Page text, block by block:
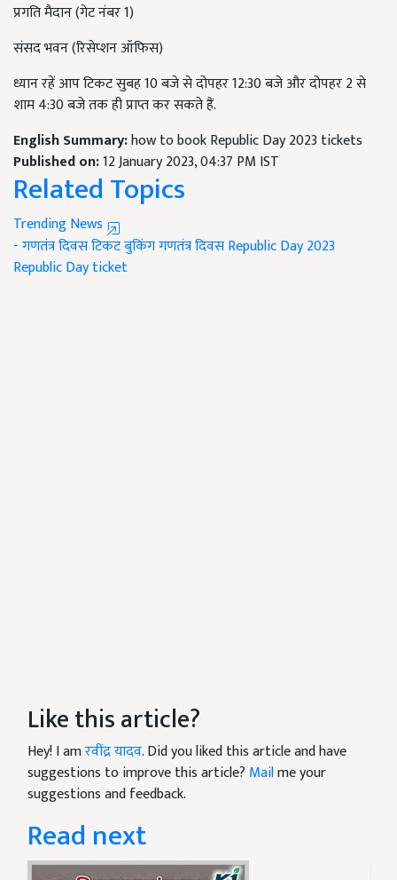
प्रगति मैदान (गेट नंबर 1)
संसद भवन (रिसेप्शन ऑफिस)
ध्यान रहें आप टिकट सुबह 10 बजे से दोपहर 12:30 बजे और दोपहर 2 से
शाम 4:30 बजे तक ही प्राप्त कर सकते हैं.
English Summary:how to book Republic Day 2023 tickets
Published on:12 January 2023, 04:37 PM IST
Related Topics
Trending News
- गणतंत्र दिवस टिकट बुकिंगगणतंत्र दिवसRepublic Day 2023
Republic Day ticket
Like this article?
Hey! I amरवींद्र यादव. Did you liked this article and have
suggestions to improve this article? Mailme your
suggestions and feedback.
Read next